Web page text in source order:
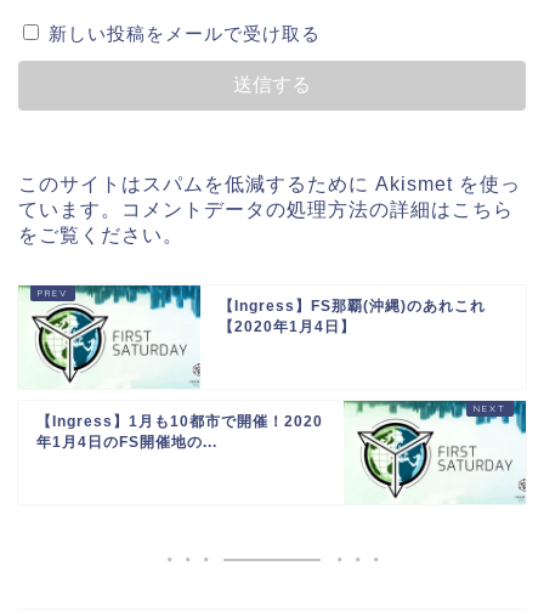
新しい投稿をメールで受け取る
このサイトはスパムを低減するために Akismet を使っ
ています。
コメントデータの処理方法の詳細はこちら
をご覧ください 。
【Ingress】FS那覇(沖縄)のあれこれ
【2020年1月4日】
【Ingress】1月も10都市で開催！2020
年1月4日のFS開催地の...